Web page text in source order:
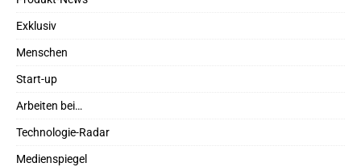
Exklusiv
Menschen
Start-up
Arbeiten bei…
Technologie-Radar
Medienspiegel